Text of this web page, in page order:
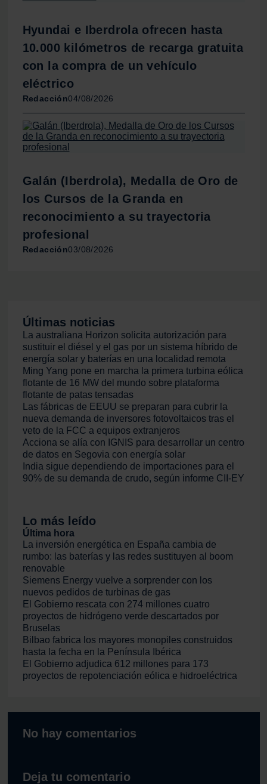
Hyundai e Iberdrola ofrecen hasta
10.000 kilómetros de recarga gratuita
con la compra de un vehículo
eléctrico
Redacción04/08/2026
Galán (Iberdrola), Medalla de Oro de
los Cursos de la Granda en
reconocimiento a su trayectoria
profesional
Redacción03/08/2026
No hay comentarios
Deja tu comentario
Últimas noticias
La australiana Horizon solicita autorización para
sustituir el diésel y el gas por un sistema híbrido de
energía solar y baterías en una localidad remota
Ming Yang pone en marcha la primera turbina eólica
flotante de 16 MW del mundo sobre plataforma
flotante de patas tensadas
Las fábricas de EEUU se preparan para cubrir la
nueva demanda de inversores fotovoltaicos tras el
veto de la FCC a equipos extranjeros
Acciona se alía con IGNIS para desarrollar un centro
de datos en Segovia con energía solar
India sigue dependiendo de importaciones para el
90% de su demanda de crudo, según informe CII-EY
Lo más leído
Última hora
La inversión energética en España cambia de
rumbo: las baterías y las redes sustituyen al boom
renovable
Siemens Energy vuelve a sorprender con los
nuevos pedidos de turbinas de gas
El Gobierno rescata con 274 millones cuatro
proyectos de hidrógeno verde descartados por
Bruselas
Bilbao fabrica los mayores monopiles construidos
hasta la fecha en la Península Ibérica
El Gobierno adjudica 612 millones para 173
proyectos de repotenciación eólica e hidroeléctrica